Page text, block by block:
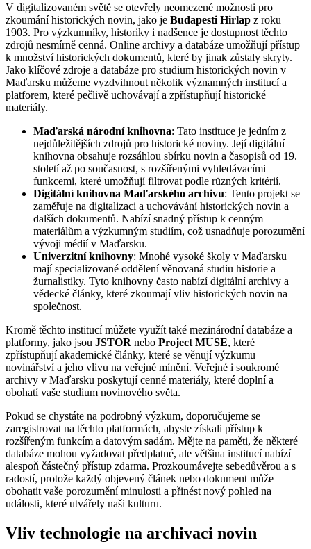
V digitalizovaném světě se otevřely neomezené možnosti pro
zkoumání historických novin, jako je Budapesti Hirlap z roku
1903. Pro výzkumníky, historiky i nadšence je dostupnost těchto
zdrojů nesmírně cenná. Online archivy a databáze umožňují přístup
k množství historických dokumentů, které by jinak zůstaly skryty.
Jako klíčové zdroje a databáze pro studium historických novin v
Maďarsku můžeme vyzdvihnout několik významných institucí a
platforem, které pečlivě uchovávají a zpřístupňují historické
materiály.
Maďarská národní knihovna: Tato instituce je jedním z
nejdůležitějších zdrojů pro historické noviny. Její digitální
knihovna obsahuje rozsáhlou sbírku novin a časopisů od 19.
století až po současnost, s rozšířenými vyhledávacími
funkcemi, které umožňují filtrovat podle různých kritérií.
Digitální knihovna Maďarského archivu: Tento projekt se
zaměřuje na digitalizaci a uchovávání historických novin a
dalších dokumentů. Nabízí snadný přístup k cenným
materiálům a výzkumným studiím, což usnadňuje porozumění
vývoji médií v Maďarsku.
Univerzitní knihovny: Mnohé vysoké školy v Maďarsku
mají specializované oddělení věnovaná studiu historie a
žurnalistiky. Tyto knihovny často nabízí digitální archivy a
vědecké články, které zkoumají vliv historických novin na
společnost.
Kromě těchto institucí můžete využít také mezinárodní databáze a
platformy, jako jsou JSTOR nebo Project MUSE, které
zpřístupňují akademické články, které se věnují výzkumu
novinářství a jeho vlivu na veřejné mínění. Veřejné i soukromé
archivy v Maďarsku poskytují cenné materiály, které doplní a
obohatí vaše studium novinového světa.
Pokud se chystáte na podrobný výzkum, doporučujeme se
zaregistrovat na těchto platformách, abyste získali přístup k
rozšířeným funkcím a datovým sadám. Mějte na paměti, že některé
databáze mohou vyžadovat předplatné, ale většina institucí nabízí
alespoň částečný přístup zdarma. Prozkoumávejte sebedůvěrou a s
radostí, protože každý objevený článek nebo dokument může
obohatit vaše porozumění minulosti a přinést nový pohled na
události, které utvářely naši kulturu.
Vliv technologie na archivaci novin